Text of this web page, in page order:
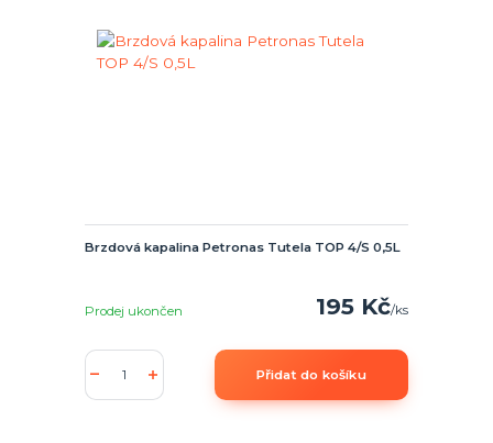
Brzdová kapalina Petronas Tutela TOP 4/S 0,5L
195 Kč/ks
Prodej ukončen
Přidat do košíku